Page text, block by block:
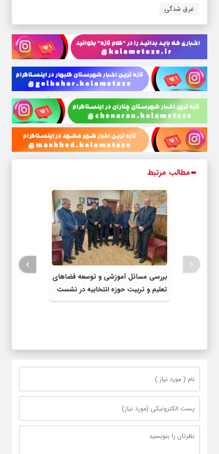
غرق شدگی
مطالب مرتبط
بررسی مسائل آموزشی و توسعه فضاهای
تعلیم و تربیت حوزه انتخابیه در نشست
مشترک عضو کمیسیون آموزش مجلس با
‹
›